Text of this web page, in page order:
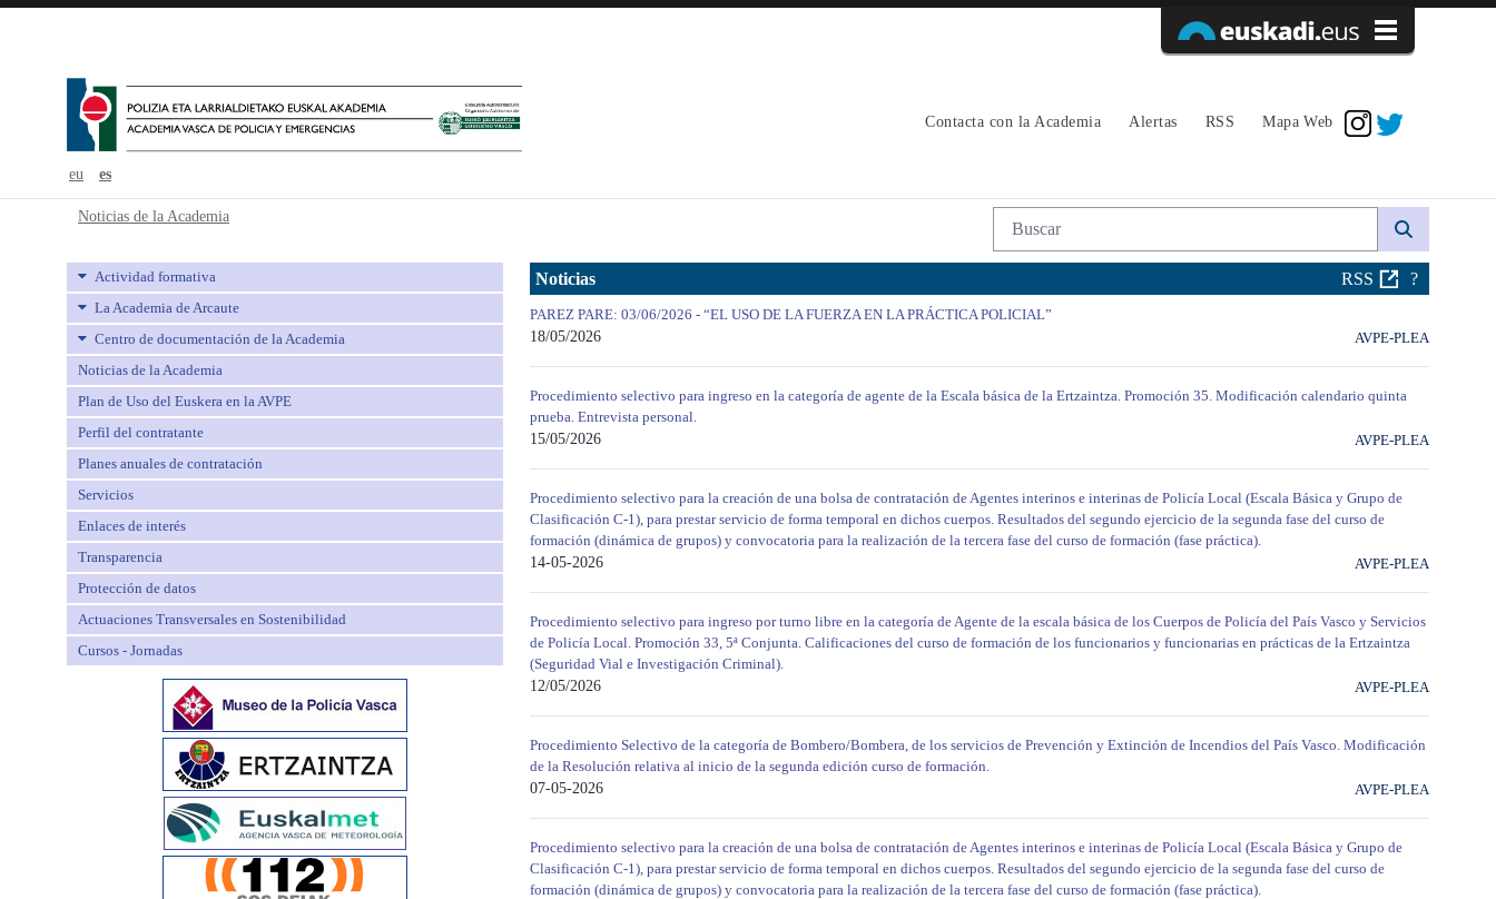
eu es
Contacta con la Academia Alertas RSS Mapa Web
Noticias de la Academia - avpe
Noticias de la Academia Búsqueda web
Actividad formativa
La Academia de Arcaute
Centro de documentación de la Academia
Noticias de la Academia
Plan de Uso del Euskera en la AVPE
Perfil del contratante
Planes anuales de contratación
Servicios
Enlaces de interés
Transparencia
Protección de datos
Actuaciones Transversales en Sostenibilidad
Cursos - Jornadas
Noticias RSS ?
PAREZ PARE: 03/06/2026 - “EL USO DE LA FUERZA EN LA PRÁCTICA POLICIAL”
18/05/2026
AVPE-PLEA
Procedimiento selectivo para ingreso en la categoría de agente de la Escala básica de la Ertzaintza. Promoción 35. Modificación calendario quinta
prueba. Entrevista personal.
15/05/2026
AVPE-PLEA
Procedimiento selectivo para la creación de una bolsa de contratación de Agentes interinos e interinas de Policía Local (Escala Básica y Grupo de
Clasificación C-1), para prestar servicio de forma temporal en dichos cuerpos. Resultados del segundo ejercicio de la segunda fase del curso de
formación (dinámica de grupos) y convocatoria para la realización de la tercera fase del curso de formación (fase práctica).
14-05-2026
AVPE-PLEA
Procedimiento selectivo para ingreso por turno libre en la categoría de Agente de la escala básica de los Cuerpos de Policía del País Vasco y Servicios
de Policía Local. Promoción 33, 5ª Conjunta. Calificaciones del curso de formación de los funcionarios y funcionarias en prácticas de la Ertzaintza
(Seguridad Vial e Investigación Criminal).
12/05/2026
AVPE-PLEA
Procedimiento Selectivo de la categoría de Bombero/Bombera, de los servicios de Prevención y Extinción de Incendios del País Vasco. Modificación
de la Resolución relativa al inicio de la segunda edición curso de formación.
07-05-2026
AVPE-PLEA
Procedimiento selectivo para la creación de una bolsa de contratación de Agentes interinos e interinas de Policía Local (Escala Básica y Grupo de
Clasificación C-1), para prestar servicio de forma temporal en dichos cuerpos. Resultados del segundo ejercicio de la segunda fase del curso de
formación (dinámica de grupos) y convocatoria para la realización de la tercera fase del curso de formación (fase práctica).